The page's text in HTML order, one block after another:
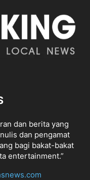
dan berita yang
dan pengamat
bagi bakat-bakat
entertainment.”